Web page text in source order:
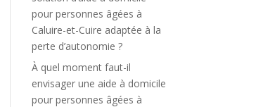
pour personnes âgées à
Caluire-et-Cuire adaptée à la
perte d’autonomie ?
À quel moment faut-il
envisager une aide à domicile
pour personnes âgées à